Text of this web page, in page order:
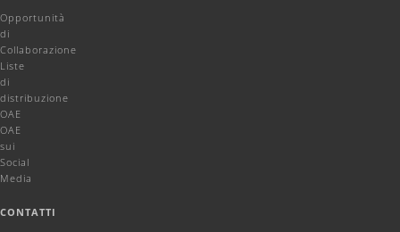
Opportunità
di
Collaborazione
Liste
di
distribuzione
OAE
OAE
sui
Social
Media
CONTATTI